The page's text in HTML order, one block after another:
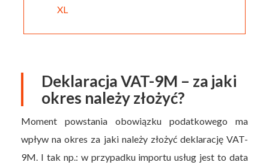
XL
Deklaracja VAT-9M – za jaki
okres należy złożyć?
Moment powstania obowiązku podatkowego ma
wpływ na okres za jaki należy złożyć deklarację VAT-
9M. I tak np.: w przypadku importu usług jest to data